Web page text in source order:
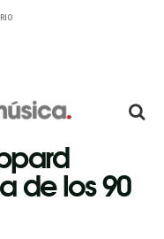
de los 90